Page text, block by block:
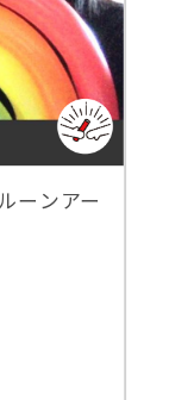
ーンアー